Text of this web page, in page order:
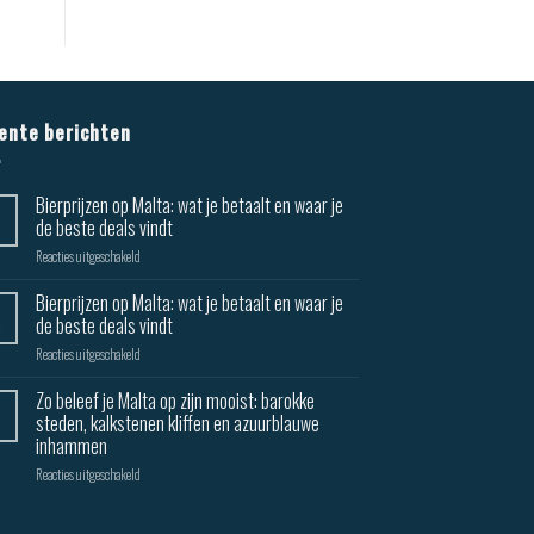
berichten
Bierprijzen op Malta: wat je betaalt en waar je
de beste deals vindt
Reacties uitgeschakeld
Bierprijzen op Malta: wat je betaalt en waar je
de beste deals vindt
Reacties uitgeschakeld
Zo beleef je Malta op zijn mooist: barokke
steden, kalkstenen kliffen en azuurblauwe
inhammen
Reacties uitgeschakeld